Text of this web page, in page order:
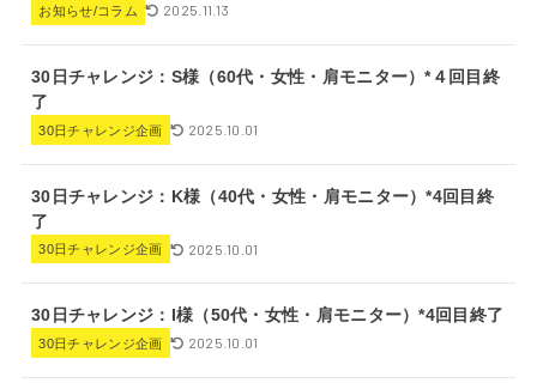
お知らせ/コラム 2025.11.13
30日チャレンジ：S様（60代・女性・肩モニター）*４回目終
了
30日チャレンジ企画 2025.10.01
30日チャレンジ：K様（40代・女性・肩モニター）*4回目終
了
30日チャレンジ企画 2025.10.01
30日チャレンジ：I様（50代・女性・肩モニター）*4回目終了
30日チャレンジ企画 2025.10.01